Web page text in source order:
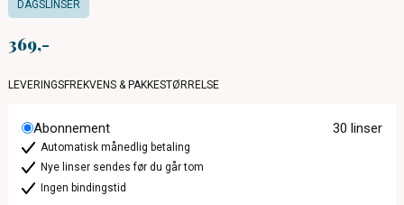
DAGSLINSER
369
LEVERINGSFREKVENS & PAKKESTØRRELSE
Abonnement 30 linser
Automatisk månedlig betaling
Nye linser sendes før du går tom
Ingen bindingstid